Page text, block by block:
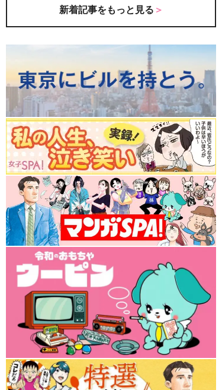
新着記事をもっと見る